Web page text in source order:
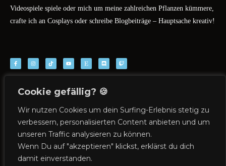
Cookie gefällig? 🍪
Wir nutzen Cookies um dein Surfing-Erlebnis stetig zu
verbessern, personalisierten Content anbieten und um
unseren Traffic analysieren zu können.
Wenn Du auf "akzeptieren" klickst, erklärst du dich
damit einverstanden.
Videospiele spiele oder mich um meine zahlreichen Pflanzen kümmere,
crafte ich an Cosplays oder schreibe Blogbeiträge – Hauptsache kreativ!
Cosplay Materialien
Cosplay für Anfänger
Cosplay Conventions
Über mich &
Cosplay
Was ist Cosplay?
Evelyn Cosplay Buchen
Impressum
Datenschutz
Kooperationen